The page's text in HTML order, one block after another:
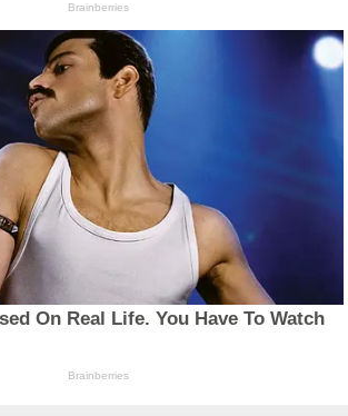
Brainberries
On Real Life. You Have To Watch
Brainberries